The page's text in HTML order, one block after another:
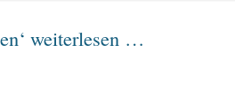
weiterlesen …